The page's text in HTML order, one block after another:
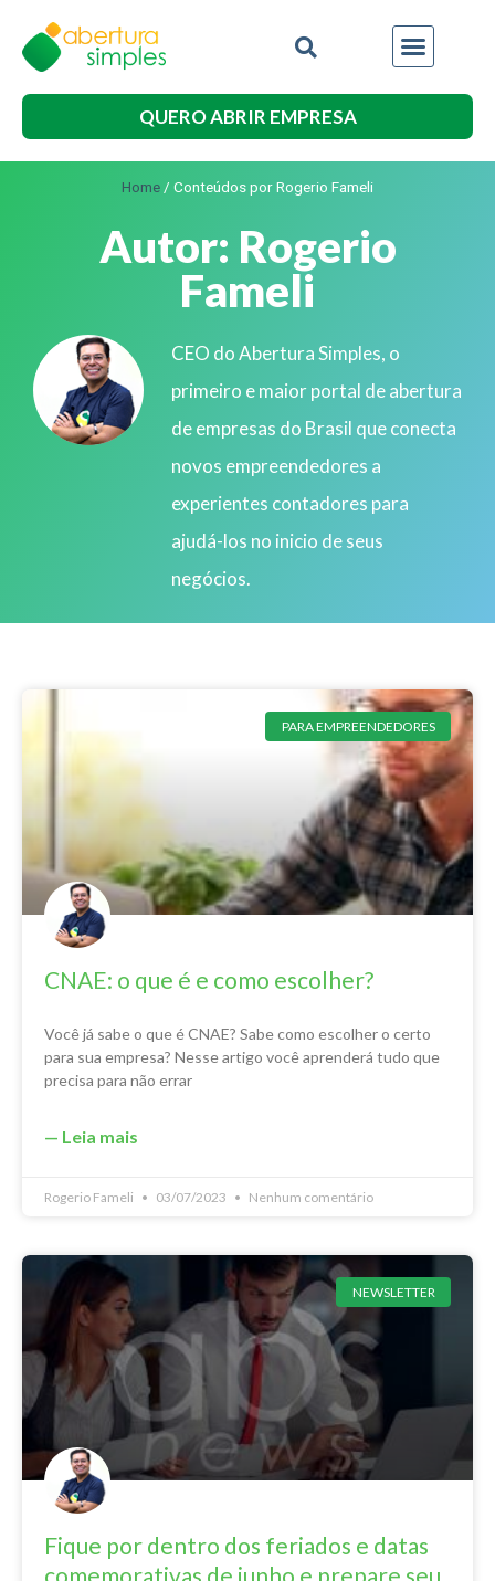
QUERO ABRIR EMPRESA
Home / Conteúdos por Rogerio Fameli
Autor: Rogerio
Fameli
CEO do Abertura Simples, o
primeiro e maior portal de abertura
de empresas do Brasil que conecta
novos empreendedores a
experientes contadores para
ajudá-los no inicio de seus
negócios.
PARA EMPREENDEDORES
CNAE: o que é e como escolher?
Você já sabe o que é CNAE? Sabe como escolher o certo
para sua empresa? Nesse artigo você aprenderá tudo que
precisa para não errar
— Leia mais
Rogerio Fameli 03/07/2023 Nenhum comentário
NEWSLETTER
Fique por dentro dos feriados e datas
comemorativas de junho e prepare seu